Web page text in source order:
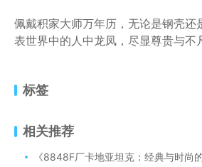
佩戴积家大师万年历，无论是钢壳还
表世界中的人中龙凤，尽显尊贵与不
标签
相关推荐
《8848F厂卡地亚坦克：经典与时尚